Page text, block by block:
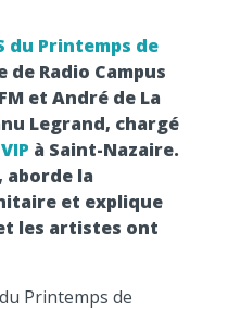
du Printemps de
de Radio Campus
et André de La
Legrand, chargé
VIP à Saint-Nazaire.
aborde la
et explique
les artistes ont
Printemps de